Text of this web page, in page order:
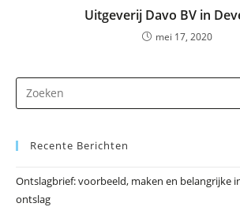
Uitgeverij Davo BV in
mei 17, 2020
Recente Berichten
Ontslagbrief: voorbeeld, maken en belangrijke
ontslag